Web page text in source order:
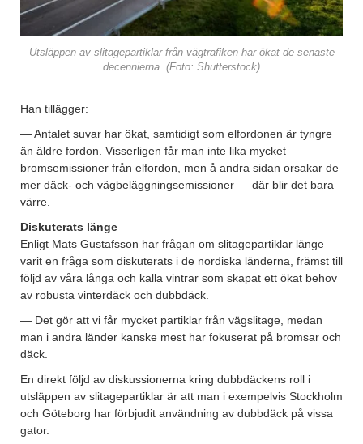
Utsläppen av slitagepartiklar från vägtrafiken har ökat de senaste
decennierna. (Foto: Shutterstock)
Han tillägger:
— Antalet suvar har ökat, samtidigt som elfordonen är tyngre
än äldre fordon. Visserligen får man inte lika mycket
bromsemissioner från elfordon, men å andra sidan orsakar de
mer däck- och vägbeläggningsemissioner — där blir det bara
värre.
Diskuterats länge
Enligt Mats Gustafsson har frågan om slitagepartiklar länge
varit en fråga som diskuterats i de nordiska länderna, främst till
följd av våra långa och kalla vintrar som skapat ett ökat behov
av robusta vinterdäck och dubbdäck.
— Det gör att vi får mycket partiklar från vägslitage, medan
man i andra länder kanske mest har fokuserat på bromsar och
däck.
En direkt följd av diskussionerna kring dubbdäckens roll i
utsläppen av slitagepartiklar är att man i exempelvis Stockholm
och Göteborg har förbjudit användning av dubbdäck på vissa
gator.